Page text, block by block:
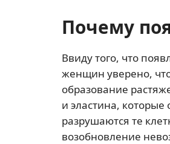
Почему
Ввиду того, что
женщин уверено,
образование
и эластина,
разрушаются те
возобновление